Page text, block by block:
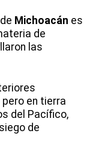
Michoacán es
de
las
en tierra
del Pacífico,
de